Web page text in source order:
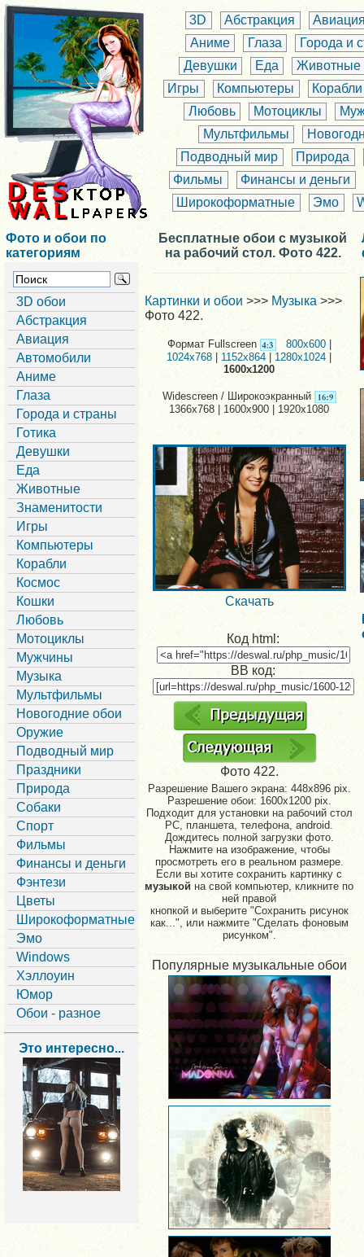
3D Абстракция
Аниме
Глаза
Города и
Девушки
Еда
Животные
Игры
Компьютеры
Корабли
Любовь
Мотоциклы
Мультфильмы
Подводный мир
Природа
Фильмы
Финансы и деньги
Широкоформатные
Эмо
Фото и обои по
категориям
3D обои
Абстракция
Авиация
Автомобили
Аниме
Глаза
Города и страны
Готика
Девушки
Еда
Животные
Знаменитости
Игры
Компьютеры
Корабли
Космос
Кошки
Любовь
Мотоциклы
Мужчины
Музыка
Мультфильмы
Новогодние обои
Оружие
Подводный мир
Праздники
Природа
Собаки
Спорт
Фильмы
Финансы и деньги
Фэнтези
Цветы
Широкоформатные
Эмо
Windows
Хэллоуин
Юмор
Обои - разное
Это интересно...
Бесплатные обои с музыкой
на рабочий стол. Фото 422.
Картинки и обои >>> Музыка >>>
Фото 422.
Формат Fullscreen 800x600
1024x768
1152x864|1280x1024
1600x1200
Widescreen / Широкоэкранный
1366x768 | 1600x900 | 1920x1080
Скачать
Код html:
BB код:
Фото 422.
Разрешение Вашего экрана: 448x896 pix.
Разрешение обои: 1600x1200 pix.
Подходит для установки на рабочий стол
PC, планшета, телефона, android.
Дождитесь полной загрузки фото.
Нажмите на изображение, чтобы
просмотреть его в реальном размере.
Если вы хотите сохранить картинку с
музыкой на свой компьютер, кликните по
ней правой
кнопкой и выберите "Сохранить рисунок
как...", или нажмите "Сделать фоновым
рисунком".
Популярные музыкальные обои